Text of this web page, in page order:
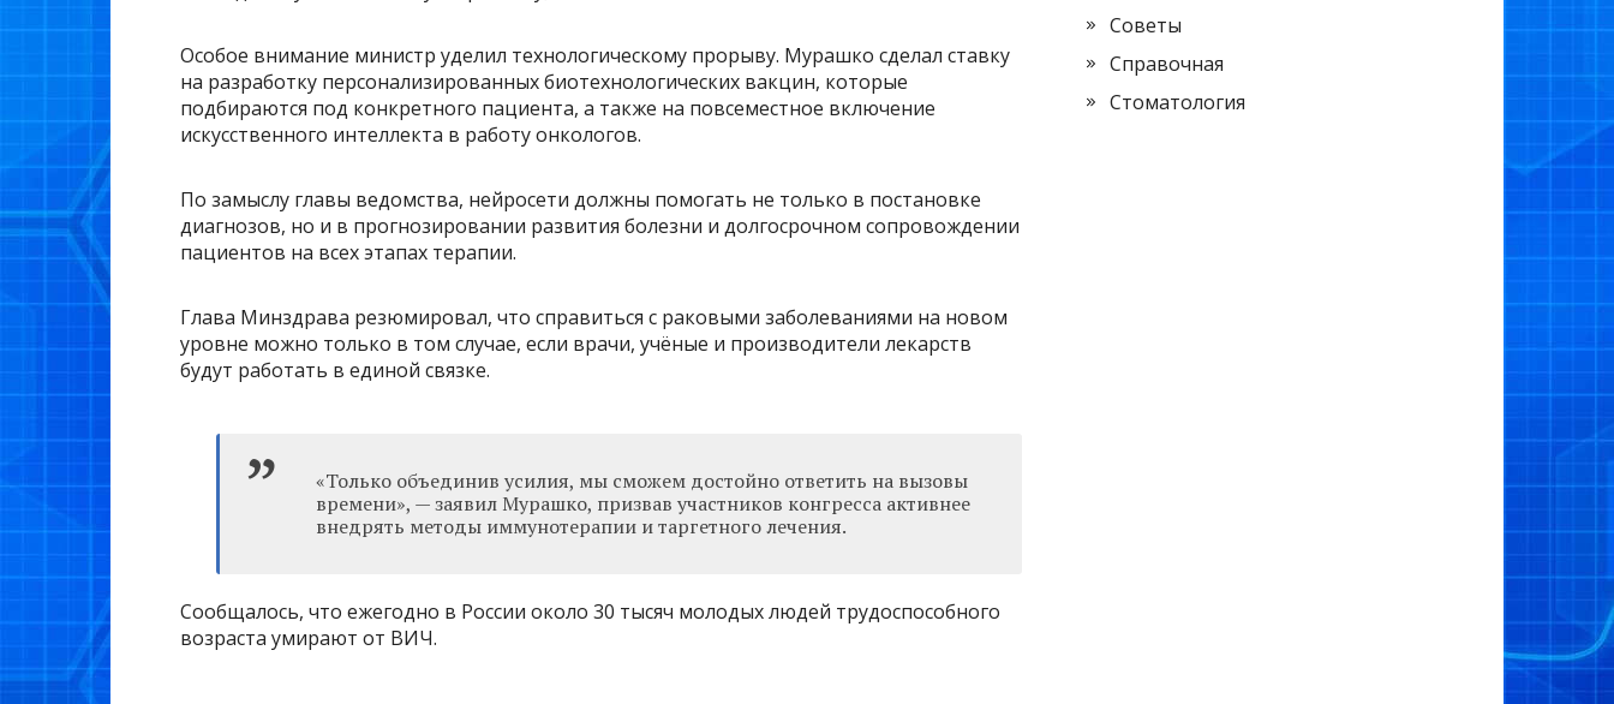
Особое внимание министр уделил технологическому прорыву. Мурашко сделал ставку
на разработку персонализированных биотехнологических вакцин, которые
подбираются под конкретного пациента, а также на повсеместное включение
искусственного интеллекта в работу онкологов.
По замыслу главы ведомства, нейросети должны помогать не только в постановке
диагнозов, но и в прогнозировании развития болезни и долгосрочном сопровождении
пациентов на всех этапах терапии.
Глава Минздрава резюмировал, что справиться с раковыми заболеваниями на новом
уровне можно только в том случае, если врачи, учёные и производители лекарств
будут работать в единой связке.
«Только объединив усилия, мы сможем достойно ответить на вызовы
времени», — заявил Мурашко, призвав участников конгресса активнее
внедрять методы иммунотерапии и таргетного лечения.
Сообщалось, что ежегодно в России около 30 тысяч молодых людей трудоспособного
возраста умирают от ВИЧ.
Советы
Справочная
Стоматология